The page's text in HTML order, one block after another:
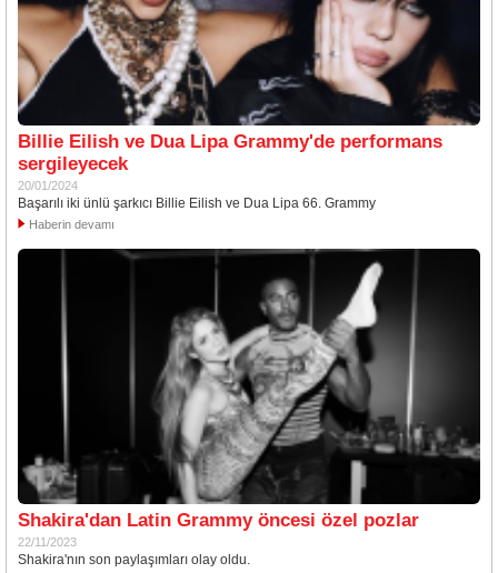
Billie Eilish ve Dua Lipa Grammy'de performans
sergileyecek
20/01/2024
Başarılı iki ünlü şarkıcı Billie Eilish ve Dua Lipa 66. Grammy
Haberin devamı
Shakira'dan Latin Grammy öncesi özel pozlar
22/11/2023
Shakira'nın son paylaşımları olay oldu.